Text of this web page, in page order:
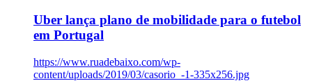
Uber lança plano de mobilidade para o futebol
em Portugal
https://www.ruadebaixo.com/wp-
content/uploads/2019/03/casorio_-1-335x256.jpg